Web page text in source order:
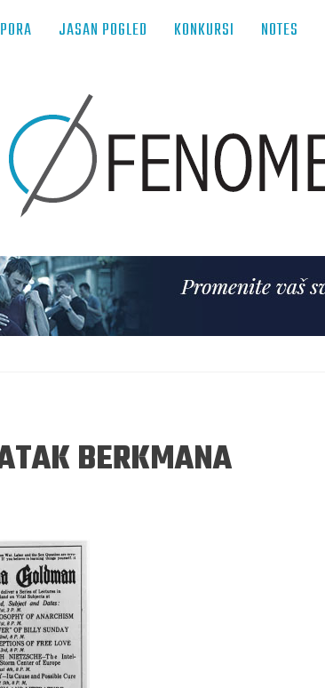
JASAN POGLED KONKURSI NOTES
BERKMANA
JESENJIN
navikli na življenje pod
navikli smo da užižemo
ikonama, ali ne i pred